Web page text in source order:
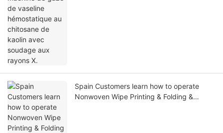
Spain Customers learn how to operate
Nonwoven Wipe Printing & Folding &